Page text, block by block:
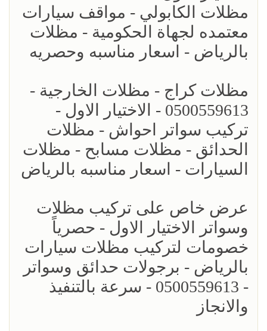
مظلات الكابولي - مواقف سيارات
معتمده لجهاة الحكومية - مظلات
بالرياض - اسعار مناسبه وحصريه
مظلات كراج - مظلات الخارجية -
0500559613 - الاختيار الاول -
تركيب سواتر احواش - مظلات
الحدائق - مظلات مسابح - مظلات
السيارات - اسعار مناسبه بالرياض
عرض خاص على تركيب مظلات
وسواتر الاختيار الاول - حصرياً
خصومات لتركيب مظلات سيارات
بالرياض - برجولات حدائق وسواتر
- 0500559613 - سرعة بالتنفيذ
والانجاز